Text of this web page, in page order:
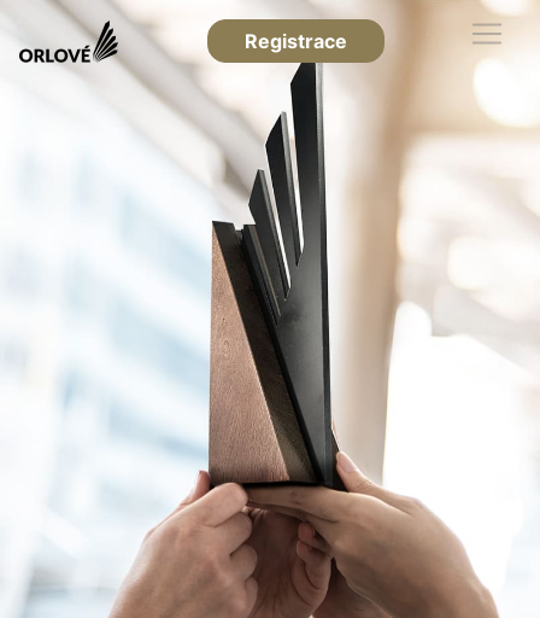
Registrace